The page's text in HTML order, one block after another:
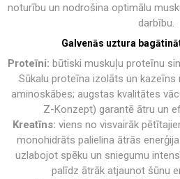
noturību un nodrošina optimālu
darbību.
Galvenās uztura
Proteīni: būtiski muskuļu proteīnu
Sūkalu proteīna izolāts un
aminoskābes; augstas kvalitātes
Z-Konzept) garantē ātru un
Kreatīns: viens no visvairāk
monohidrāts palielina ātrās
uzlabojot spēku un sniegumu
palīdz ātrāk atjaunot šūnu